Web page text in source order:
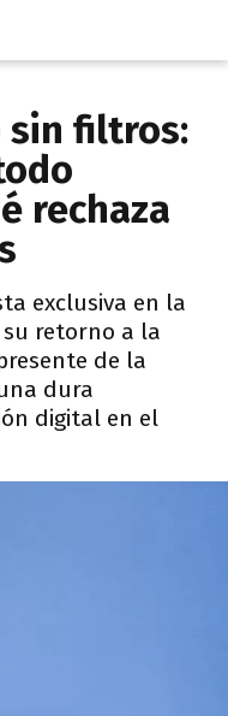
sin filtros:
rechaza
exclusiva en la
retorno a la
de la
dura
digital en el